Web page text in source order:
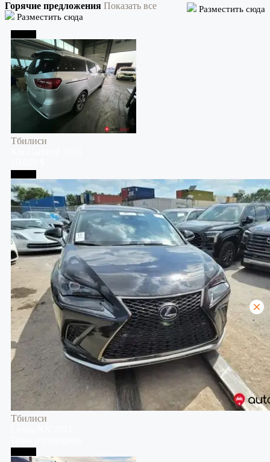
Горячие предложения Показать все
Разместить сюда
Разместить сюда
Тбилиси
Тбилиси